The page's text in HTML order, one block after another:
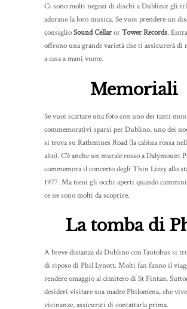
Ci sono molti negozi di dischi a Dublino: gli
adorano la loro musica. Se vuoi prendere un
consiglioSound CellarorTower Records.
offrono una grande varietà che ti assicurerà di
a casa a mani vuote.
Memoriali
Se vuoi scattare una foto con uno dei tanti
commemorativi sparsi per Dublino, uno dei
si trova su Rathmines Road (la cabina rossa
alto). C'è anche un murale rosso a Dalymount
commemora il concerto degli Thin Lizzy allo
1977. Ma tieni gli occhi aperti quando
ce ne sono molti da scoprire.
La tomba di
A breve distanza da Dublino con l'autobus si
di riposo di Phil Lynott. Molti fan fanno il
rendere omaggio al cimitero di St Fintan,
desideri visitare sua madre Philomena, che
vicinanze, assicurati di contattarla prima.